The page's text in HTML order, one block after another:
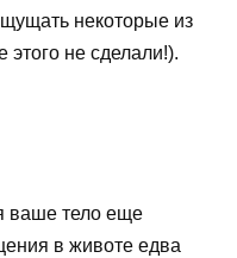
некоторые из
не сделали!).
ваше тело еще
в животе едва